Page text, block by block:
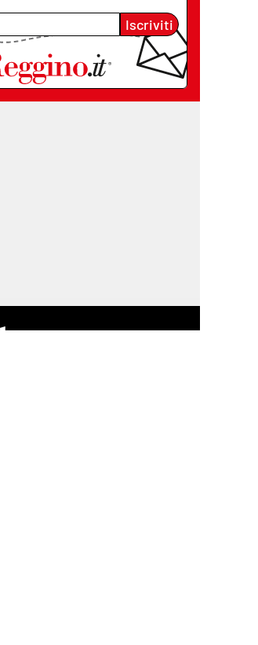
Iscriviti
lacitymag.it
lacapitalenews.it